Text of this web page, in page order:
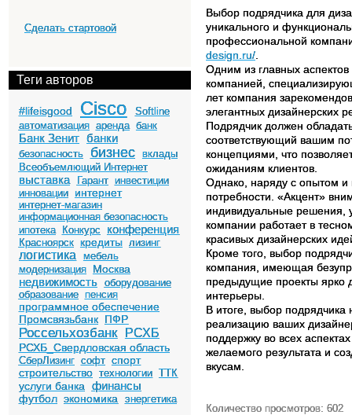
Сделать стартовой
Теги авторов
#lifeisgood Cisco
Softline
автоматизация аренда банк
Банк Зенит банки
безопасность бизнес
вклады
Всеобъемлющий Интернет
выставка Гарант инвестиции
инновации
интернет
интернет-магазин
информационная безопасность
ипотека
Конкурс конференция
Красноярск кредиты лизинг
логистика
мебель
модернизация
Москва
недвижимость оборудование
образование пенсия
программное обеспечение
Промсвязьбанк ПФР
Россельхозбанк РСХБ
РСХБ_Свердловская область
СберЛизинг софт спорт
строительство технологии ТТК
услуги банка финансы
футбол экономика энергетика
Выбор подрядчика для
уникального и
профессиональной
design.ru/
Одним из главных
компанией,
лет компания
элегантных дизайнерских
Подрядчик должен
соответствующий вашим
концепциями, что
ожиданиям клиентов.
Однако, наряду с опытом
потребности. «Акцент»
индивидуальные решения,
компании работает в
красивых дизайнерских
Кроме того, выбор
компания, имеющая
предыдущие проекты ярко
интерьеры.
В итоге, выбор
реализацию ваших
поддержку во всех
желаемого результата и
вкусам.
Количество просмотров: 602